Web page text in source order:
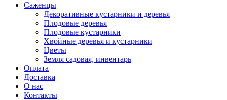
Саженцы
Декоративные кустарники и деревья
Плодовые деревья
Плодовые кустарники
Хвойные деревья и кустарники
Цветы
Земля садовая, инвентарь
Оплата
Доставка
О нас
Контакты